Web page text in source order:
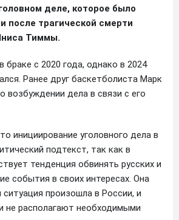
деле, которое было
после трагической смерти
Тиммы.
браке с 2020 года, однако в 2024
Ранее друг баскетболиста Марк
возбуждении дела в связи с его
инициирование уголовного дела в
подтекст, так как в
тенденция обвинять русских и
события в своих интересах. Она
произошла в России, и
не располагают необходимыми